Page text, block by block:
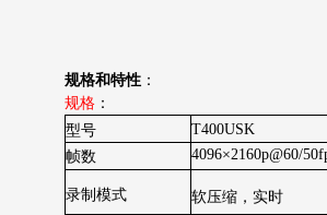
规格和特性 ：
规格 ：
型号
T400USK
帧数
4096×2160p@60/
录制模式
软压缩，实时